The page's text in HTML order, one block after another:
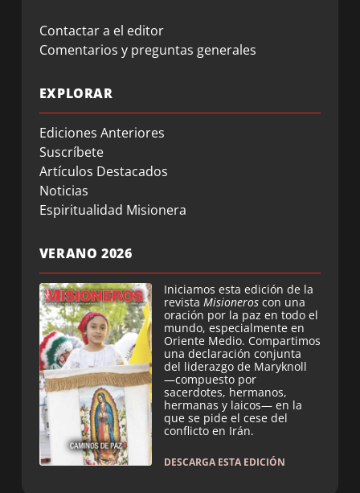
Contactar a el editor
Comentarios y preguntas generales
EXPLORAR
Ediciones Anteriores
Suscríbete
Artículos Destacados
Noticias
Espiritualidad Misionera
VERANO 2026
Iniciamos esta edición de la
revista Misioneros con una
oración por la paz en todo el
mundo, especialmente en
Oriente Medio. Compartimos
una declaración conjunta
del liderazgo de Maryknoll
—compuesto por
sacerdotes, hermanos,
hermanas y laicos— en la
que se pide el cese del
conflicto en Irán.
DESCARGA ESTA EDICIÓN